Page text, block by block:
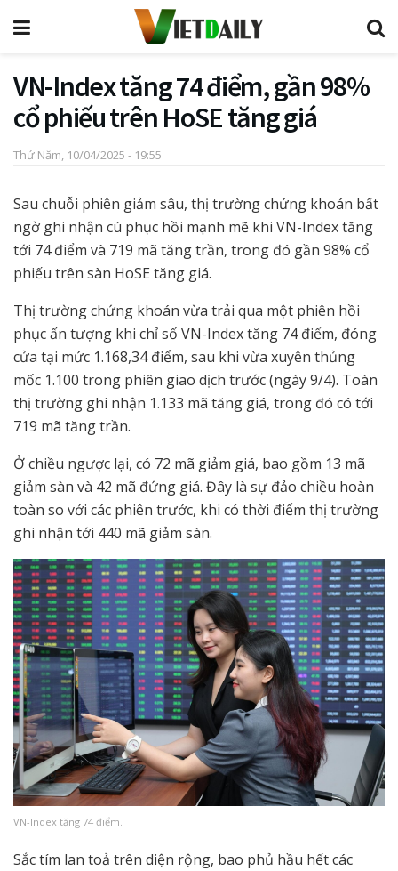
VN-Index tăng 74 điểm, gần 98%
cổ phiếu trên HoSE tăng giá
Thứ Năm, 10/04/2025 - 19:55
Sau chuỗi phiên giảm sâu, thị trường chứng khoán bất
ngờ ghi nhận cú phục hồi mạnh mẽ khi VN-Index tăng
tới 74 điểm và 719 mã tăng trần, trong đó gần 98% cổ
phiếu trên sàn HoSE tăng giá.
Thị trường chứng khoán vừa trải qua một phiên hồi
phục ấn tượng khi chỉ số VN-Index tăng 74 điểm, đóng
cửa tại mức 1.168,34 điểm, sau khi vừa xuyên thủng
mốc 1.100 trong phiên giao dịch trước (ngày 9/4). Toàn
thị trường ghi nhận 1.133 mã tăng giá, trong đó có tới
719 mã tăng trần.
Ở chiều ngược lại, có 72 mã giảm giá, bao gồm 13 mã
giảm sàn và 42 mã đứng giá. Đây là sự đảo chiều hoàn
toàn so với các phiên trước, khi có thời điểm thị trường
ghi nhận tới 440 mã giảm sàn.
VN-Index tăng 74 điểm.
Sắc tím lan toả trên diện rộng, bao phủ hầu hết các